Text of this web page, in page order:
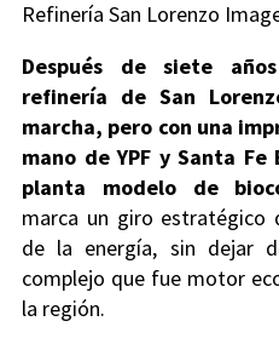
Refinería San Lorenzo
Después de siete
refinería de San
marcha, pero con una
mano de YPF y Santa
planta modelo de
marca un giro estratégico
de la energía, sin dejar
complejo que fue motor
la región.